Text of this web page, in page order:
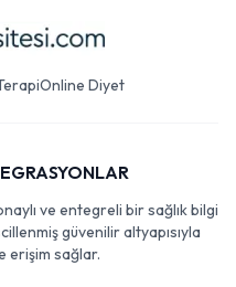
Online Diyet
ve entegreli bir sağlık bilgi
güvenilir altyapısıyla
erişim sağlar.